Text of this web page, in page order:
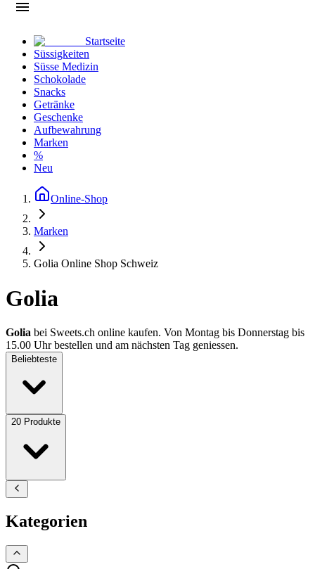
Startseite
Süssigkeiten
Süsse Medizin
Schokolade
Snacks
Getränke
Geschenke
Aufbewahrung
Marken
%
Neu
Online-Shop
Marken
Golia Online Shop Schweiz
Golia
Golia bei Sweets.ch online kaufen. Von Montag bis Donnerstag bis
15.00 Uhr bestellen und am nächsten Tag geniessen.
Beliebteste
20 Produkte
Kategorien